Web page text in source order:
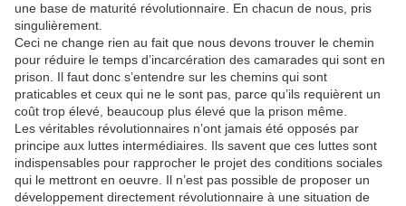
une base de maturité révolutionnaire. En chacun de nous, pris
singulièrement.
Ceci ne change rien au fait que nous devons trouver le chemin
pour réduire le temps d’incarcération des camarades qui sont en
prison. Il faut donc s’entendre sur les chemins qui sont
praticables et ceux qui ne le sont pas, parce qu’ils requièrent un
coût trop élevé, beaucoup plus élevé que la prison même.
Les véritables révolutionnaires n’ont jamais été opposés par
principe aux luttes intermédiaires. Ils savent que ces luttes sont
indispensables pour rapprocher le projet des conditions sociales
qui le mettront en oeuvre. Il n’est pas possible de proposer un
développement directement révolutionnaire à une situation de